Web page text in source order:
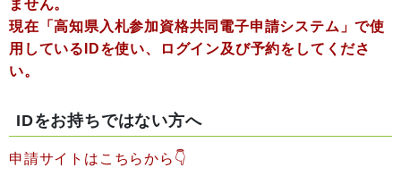
ません。
現在「高知県入札参加資格共同電子申請システム」で使
用しているIDを使い、ログイン及び予約をしてくださ
い。
IDをお持ちではない方へ
申請サイトはこちらから👇